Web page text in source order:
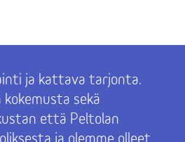
ja kattava tarjonta.
kokemusta sekä
että Peltolan
ja olemme olleet